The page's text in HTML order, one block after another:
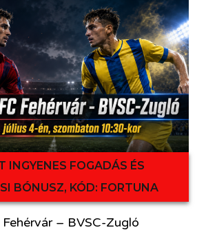
INGYENES FOGADÁS ÉS
BÓNUSZ, KÓD: FORTUNA
– BVSC-Zugló